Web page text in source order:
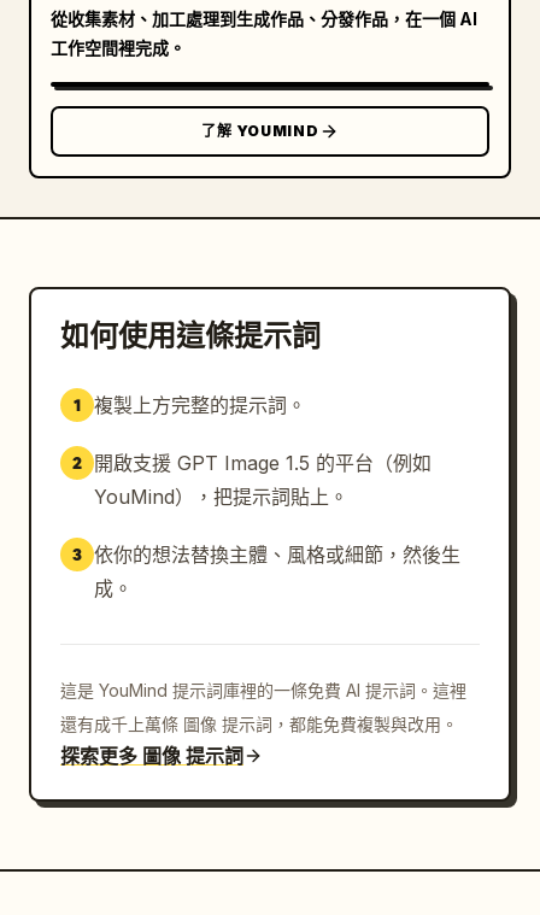
從收集素材、加工處理到生成作品、分發作品，在一個 AI
工作空間裡完成。
了解 YOUMIND
如何使用這條提示詞
1 複製上方完整的提示詞。
2
開啟支援 GPT Image 1.5 的平台（例如
YouMind），把提示詞貼上。
3 依你的想法替換主體、風格或細節，然後生
成。
這是 YouMind 提示詞庫裡的一條免費 AI 提示詞。這裡
還有成千上萬條 圖像 提示詞，都能免費複製與改用。
探索更多 圖像 提示詞